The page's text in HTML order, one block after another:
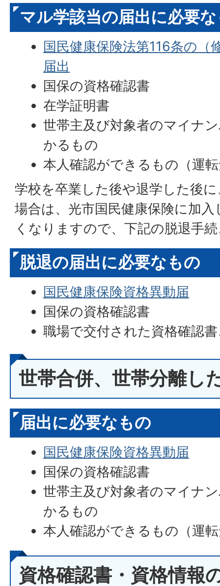
マル学該当の届出に必要
国民健康保険法第116条の（
届出
国保の資格確認書
在学証明書
世帯主及び対象者のマイナ
かるもの
本人確認ができるもの（運
学校を卒業した後や退学した後
場合は、光市国民健康保険に加
くなりますので、下記の脱退手
脱退の届出に必要なもの
国民健康保険資格異動届
国保の資格確認書
職場で交付された資格確認
世帯主及び対象者のマイナ
わかるもの
本人確認ができるもの（運
世帯合併、世帯分離し
届出に必要なもの
国民健康保険資格異動届
国保の資格確認書
世帯主及び対象者のマイナ
かるもの
本人確認ができるもの（運
資格確認書・資格情報